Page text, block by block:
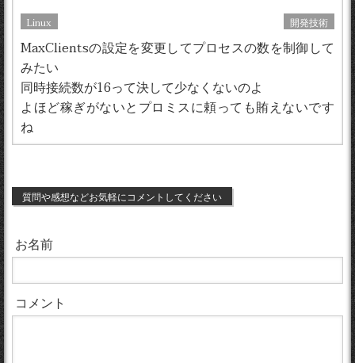
Linux 開発技術
MaxClientsの設定を変更してプロセスの数を制御して
みたい
同時接続数が16って決して少なくないのよ
よほど稼ぎがないとプロミスに頼っても賄えないです
ね
質問や感想などお気軽にコメントしてください
お名前
コメント